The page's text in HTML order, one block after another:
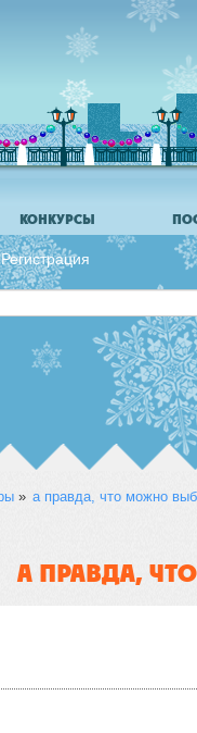
КОНКУРСЫ
Регистрация
» а правда, что можно
А ПРАВДА,